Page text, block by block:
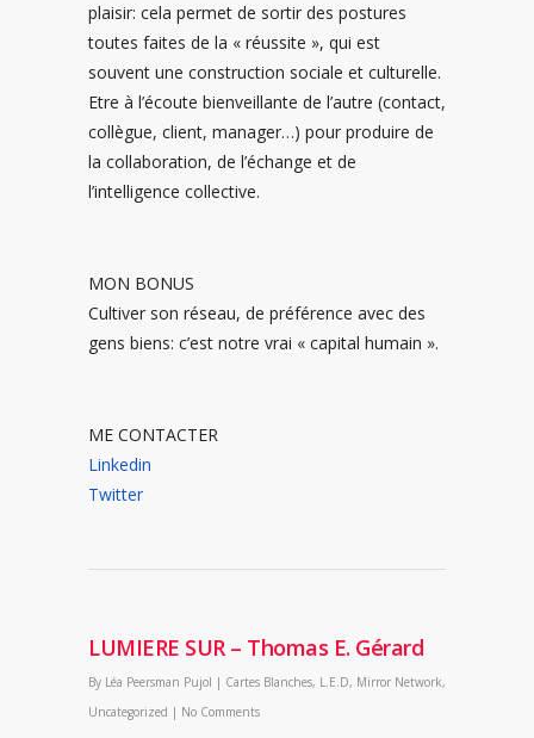
plaisir: cela permet de sortir des postures
toutes faites de la « réussite », qui est
souvent une construction sociale et culturelle.
Etre à l’écoute bienveillante de l’autre (contact,
collègue, client, manager…) pour produire de
la collaboration, de l’échange et de
l’intelligence collective.
MON BONUS
Cultiver son réseau, de préférence avec des
gens biens: c’est notre vrai « capital humain ».
ME CONTACTER
Linkedin
Twitter
LUMIERE SUR – Thomas E. Gérard
By Léa Peersman Pujol | Cartes Blanches, L.E.D, Mirror Network,
Uncategorized | No Comments